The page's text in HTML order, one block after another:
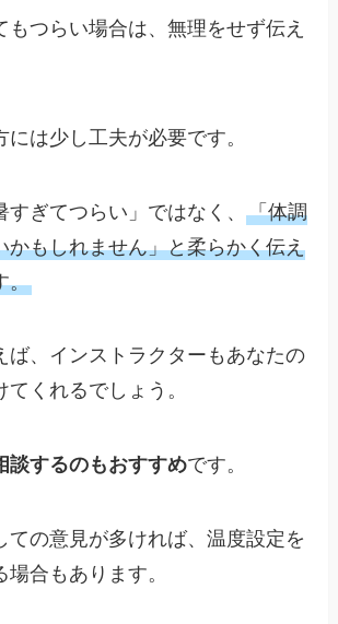
もつらい場合は、無理をせず伝え
には少し工夫が必要です。
すぎてつらい」ではなく、「体調
かもしれません」と柔らかく伝え
。
ば、インストラクターもあなたの
くれるでしょう。
談するのもおすすめです。
ての意見が多ければ、温度設定を
場合もあります。